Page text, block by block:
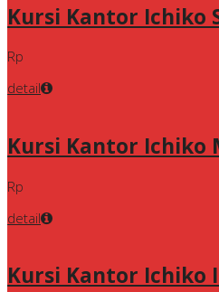
Kursi Kantor Ichiko
Rp
detail
Kursi Kantor Ichiko
Rp
detail
Kursi Kantor Ichiko